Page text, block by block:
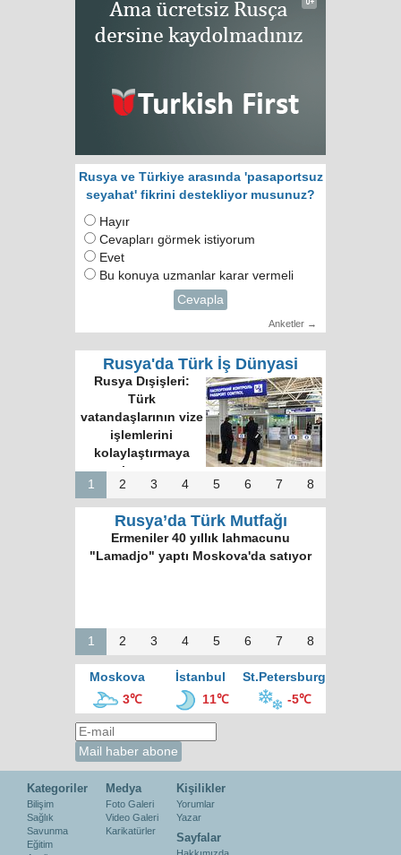
Rusya ve Türkiye arasında 'pasaportsuz
seyahat' fikrini destekliyor musunuz?
Hayır
Cevapları görmek istiyorum
Evet
Bu konuya uzmanlar karar vermeli
Cevapla
Anketler →
Rusya'da Türk İş Dünyasi
Rusya Dışişleri:
Türk
vatandaşlarının vize
işlemlerini
kolaylaştırmaya
hazırız
1
2 3 4 5 6 7 8
Rusya’da Türk Mutfağı
Ermeniler 40 yıllık lahmacunu
"Lamadjo" yaptı Moskova'da satıyor
1 2 3 4 5 6 7 8
Moskova İstanbul
St.Petersburg
3℃
11℃ -5℃
Kategoriler
Bilişim
Sağlık
Savunma
Eğitim
Medya
Foto Galeri
Video Galeri
Karikatürler
Kişilikler
Yorumlar
Yazar
Sayfalar